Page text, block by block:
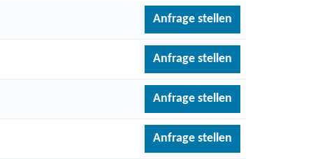
Anfrage stellen
Anfrage stellen
Anfrage stellen
Anfrage stellen